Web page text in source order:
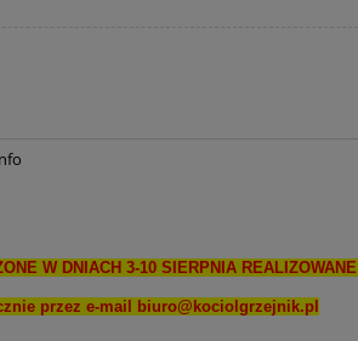
W DNIACH 3-10 SIERPNIA
przez e-mail biuro@kociolgrzejnik.pl